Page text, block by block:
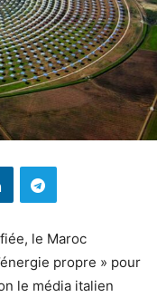
le Maroc
propre » pour
le média italien